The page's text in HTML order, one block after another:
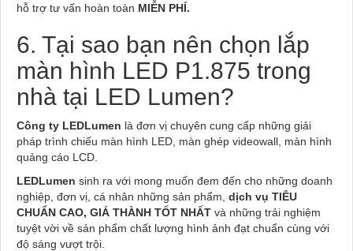
hỗ trợ tư vấn hoàn toàn MIỄN PHÍ.
6. Tại sao bạn nên chọn lắp
màn hình LED P1.875 trong
nhà tại LED Lumen?
Công ty LEDLumen là đơn vị chuyên cung cấp những giải
pháp trình chiếu màn hình LED, màn ghép videowall, màn hình
quảng cáo LCD.
LEDLumen sinh ra với mong muốn đem đến cho những doanh
nghiệp, đơn vị, cá nhân những sản phẩm, dịch vụ TIÊU
CHUẨN CAO, GIÁ THÀNH TỐT NHẤT và những trải nghiệm
tuyệt vời về sản phẩm chất lượng hình ảnh đạt chuẩn cùng với
độ sáng vượt trội.